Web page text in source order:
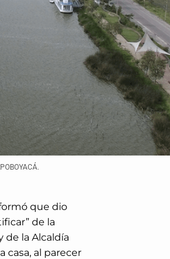
que dio
de la
de la Alcaldía
casa, al parecer